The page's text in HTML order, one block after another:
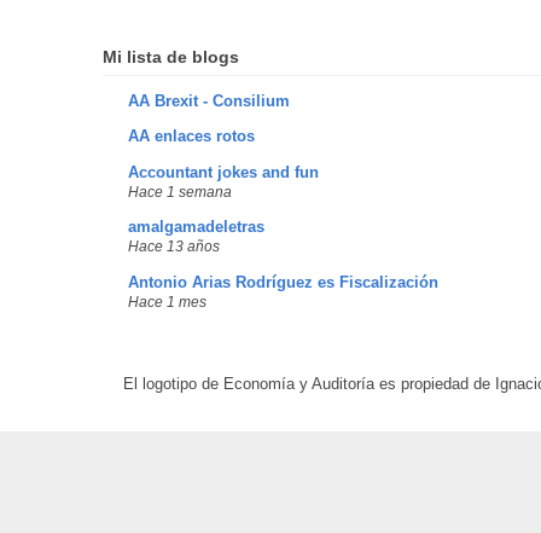
Mi lista de blogs
AA Brexit - Consilium
AA enlaces rotos
Accountant jokes and fun
Hace 1 semana
amalgamadeletras
Hace 13 años
Antonio Arias Rodríguez es Fiscalización
Hace 1 mes
El logotipo de Economía y Auditoría es propiedad de